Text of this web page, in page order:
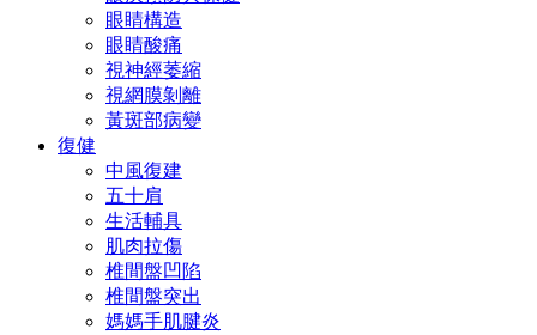
眼睛構造
眼睛酸痛
視神經萎縮
視網膜剝離
黃斑部病變
復健
中風復建
五十肩
生活輔具
肌肉拉傷
椎間盤凹陷
椎間盤突出
媽媽手肌腱炎